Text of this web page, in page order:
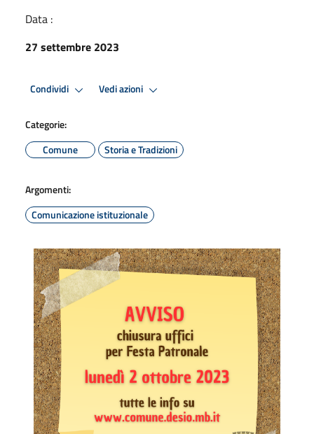
Data :
27 settembre 2023
Condividi Vedi azioni
Categorie:
Comune
Storia e Tradizioni
Argomenti:
Comunicazione istituzionale